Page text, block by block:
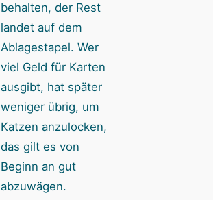
behalten, der Rest
landet auf dem
Ablagestapel. Wer
viel Geld für Karten
ausgibt, hat später
weniger übrig, um
Katzen anzulocken,
das gilt es von
Beginn an gut
abzuwägen.